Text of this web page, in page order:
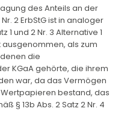
des Anteils an der
2 ErbStG ist in analoger
1 und 2 Nr. 3 Alternative 1
ausgenommen, als zum
die
KGaA gehörte, die ihrem
war, da das Vermögen
Wertpapieren bestand, das
§ 13b Abs. 2 Satz 2 Nr. 4